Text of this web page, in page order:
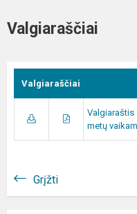
Valgiaraščiai
Valgiaraščiai
Valgiaraštis
metų
Grįžti